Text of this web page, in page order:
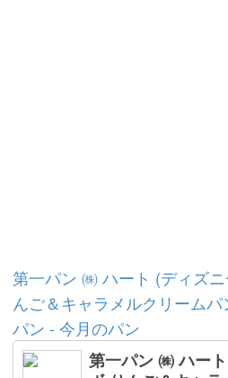
第一パン ㈱ ハート (ディズ
んご＆キャラメルクリーム
パン - 今月のパン